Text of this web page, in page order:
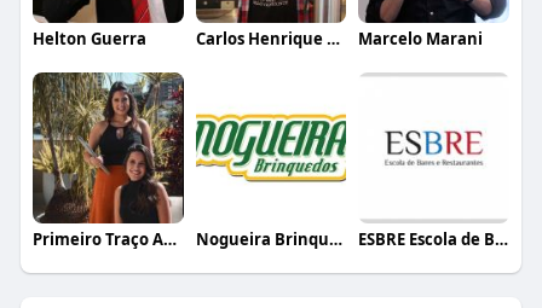
Helton Guerra Carlos Henrique de Faria Vasconcelos Marcelo Marani
Primeiro Traço Arquitetura Nogueira Brinquedos ESBRE Escola de Bares e Restaurantes